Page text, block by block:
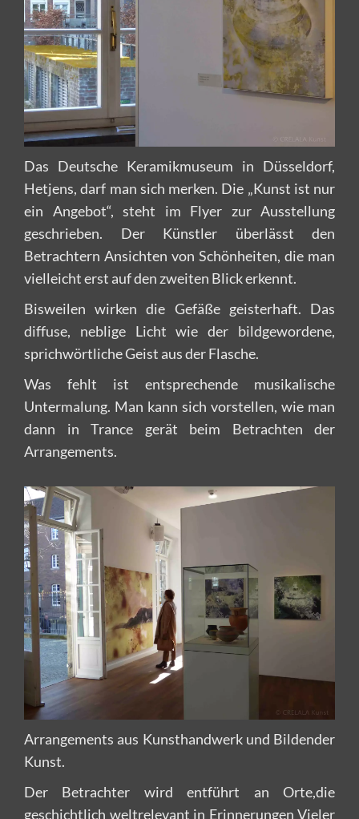
Das Deutsche Keramikmuseum in Düsseldorf,
Hetjens, darf man sich merken. Die „Kunst ist nur
ein Angebot“, steht im Flyer zur Ausstellung
geschrieben. Der Künstler überlässt den
Betrachtern Ansichten von Schönheiten, die man
vielleicht erst auf den zweiten Blick erkennt.
Bisweilen wirken die Gefäße geisterhaft. Das
diffuse, neblige Licht wie der bildgewordene,
sprichwörtliche Geist aus der Flasche.
Was fehlt ist entsprechende musikalische
Untermalung. Man kann sich vorstellen, wie man
dann in Trance gerät beim Betrachten der
Arrangements.
Arrangements aus Kunsthandwerk und Bildender
Kunst.
Der Betrachter wird entführt an Orte,die
geschichtlich weltrelevant in Erinnerungen Vieler